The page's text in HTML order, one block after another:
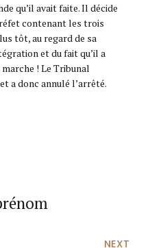
qu’il avait faite. Il décide
contenant les trois
tôt, au regard de sa
et du fait qu’il a
! Le Tribunal
a donc annulé l’arrêté.
NEXT